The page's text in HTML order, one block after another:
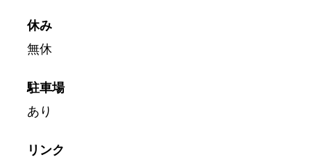
休み
無休
駐車場
あり
リンク